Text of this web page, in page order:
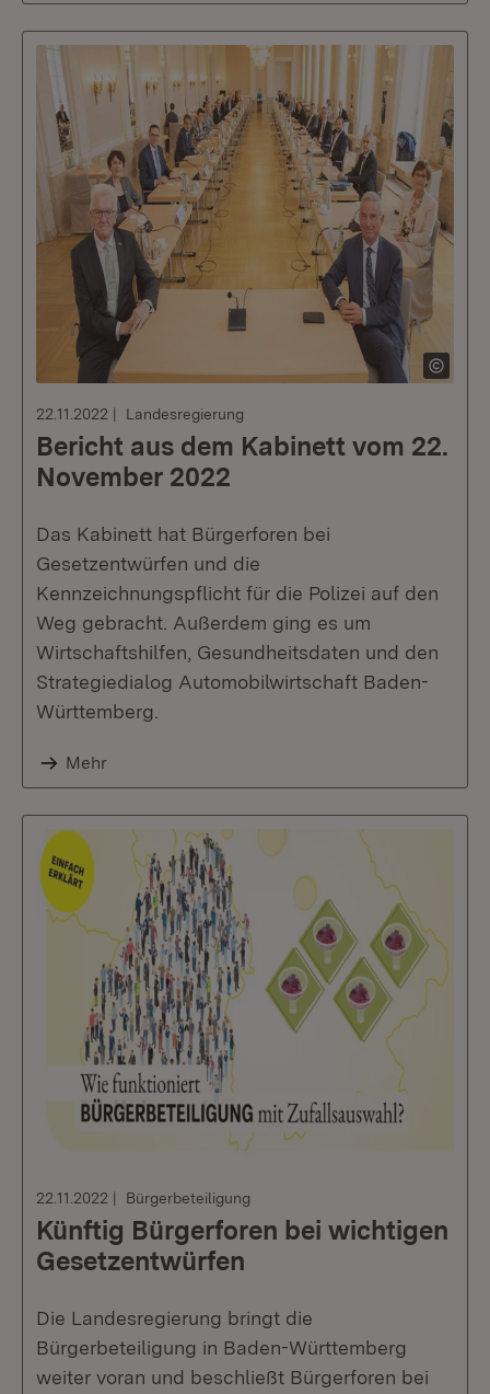
22.11.2022 Landesregierung
Bericht aus dem Kabinett vom 22.
November 2022
Das Kabinett hat Bürgerforen bei
Gesetzentwürfen und die
Kennzeichnungspflicht für die Polizei auf den
Weg gebracht. Außerdem ging es um
Wirtschaftshilfen, Gesundheitsdaten und den
Strategiedialog Automobilwirtschaft Baden-
Württemberg.
Mehr
22.11.2022 Bürgerbeteiligung
Künftig Bürgerforen bei wichtigen
Gesetzentwürfen
Die Landesregierung bringt die
Bürgerbeteiligung in Baden-Württemberg
weiter voran und beschließt Bürgerforen bei